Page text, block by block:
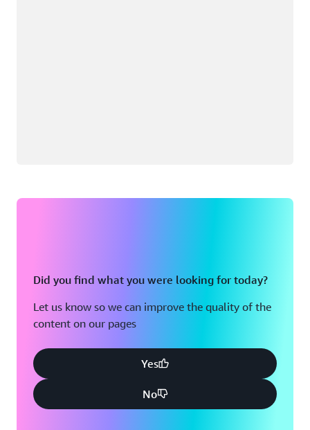
Did you find what you were looking for today?
Let us know so we can improve the quality of the
content on our pages
Yes
No